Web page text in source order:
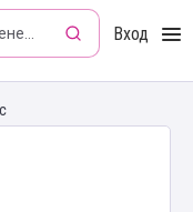
пътуваш Вход